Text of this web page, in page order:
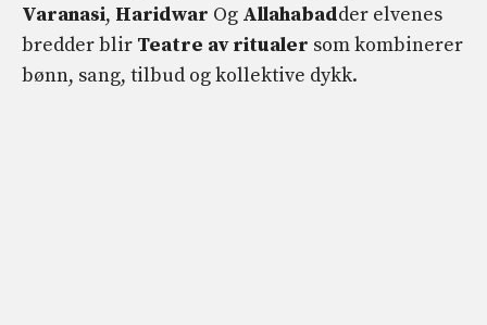
Varanasi, Haridwar Og Allahabadder elvenes
bredder blir Teatre av ritualer som kombinerer
bønn, sang, tilbud og kollektive dykk.